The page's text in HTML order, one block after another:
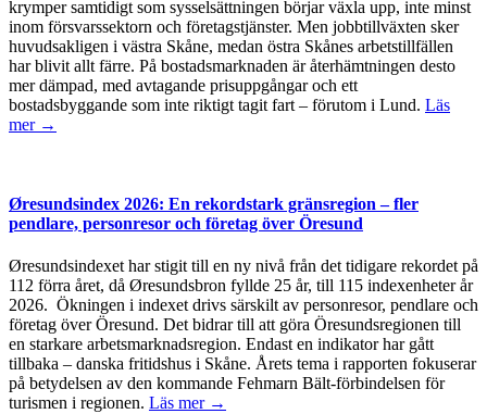
krymper samtidigt som sysselsättningen börjar växla upp, inte minst
inom försvarssektorn och företagstjänster. Men jobbtillväxten sker
huvudsakligen i västra Skåne, medan östra Skånes arbetstillfällen
har blivit allt färre. På bostadsmarknaden är återhämtningen desto
mer dämpad, med avtagande prisuppgångar och ett
bostadsbyggande som inte riktigt tagit fart – förutom i Lund. Läs
mer →
Øresundsindex 2026: En rekordstark gränsregion – fler
pendlare, personresor och företag över Öresund
Øresundsindexet har stigit till en ny nivå från det tidigare rekordet på
112 förra året, då Øresundsbron fyllde 25 år, till 115 indexenheter år
2026. Ökningen i indexet drivs särskilt av personresor, pendlare och
företag över Öresund. Det bidrar till att göra Öresundsregionen till
en starkare arbetsmarknadsregion. Endast en indikator har gått
tillbaka – danska fritidshus i Skåne. Årets tema i rapporten fokuserar
på betydelsen av den kommande Fehmarn Bält-förbindelsen för
turismen i regionen. Läs mer →